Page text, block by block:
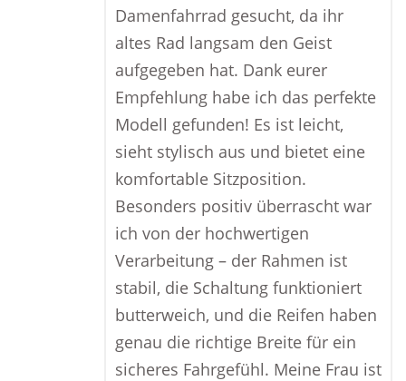
Damenfahrrad gesucht, da ihr
altes Rad langsam den Geist
aufgegeben hat. Dank eurer
Empfehlung habe ich das perfekte
Modell gefunden! Es ist leicht,
sieht stylisch aus und bietet eine
komfortable Sitzposition.
Besonders positiv überrascht war
ich von der hochwertigen
Verarbeitung – der Rahmen ist
stabil, die Schaltung funktioniert
butterweich, und die Reifen haben
genau die richtige Breite für ein
sicheres Fahrgefühl. Meine Frau ist